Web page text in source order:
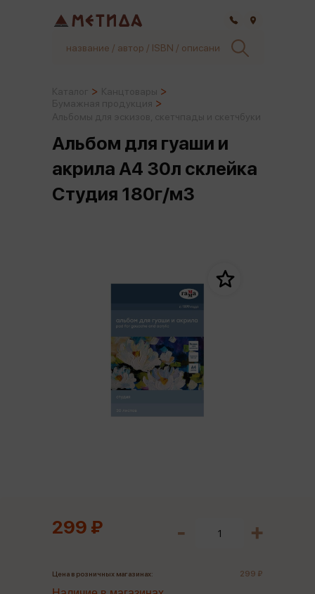
Альбом для гуаши и
акрила А4 30л склейка
Студия 180г/м3
299 ₽
Цена в розничных магазинах: 299 ₽